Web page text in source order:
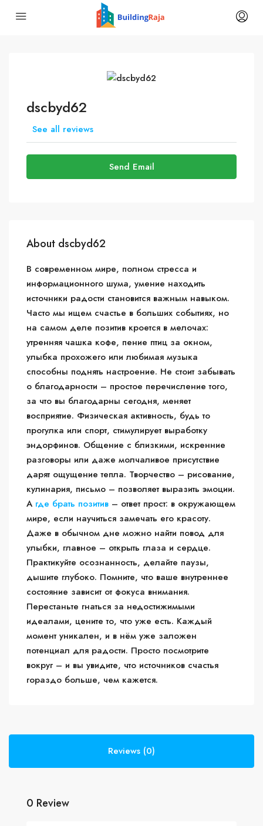
dscbyd62
See all reviews
Send Email
About dscbyd62
В современном мире, полном стресса и
информационного шума, умение находить
источники радости становится важным навыком.
Часто мы ищем счастье в больших событиях, но
на самом деле позитив кроется в мелочах:
утренняя чашка кофе, пение птиц за окном,
улыбка прохожего или любимая музыка
способны поднять настроение. Не стоит забывать
о благодарности – простое перечисление того,
за что вы благодарны сегодня, меняет
восприятие. Физическая активность, будь то
прогулка или спорт, стимулирует выработку
эндорфинов. Общение с близкими, искренние
разговоры или даже молчаливое присутствие
дарят ощущение тепла. Творчество – рисование,
кулинария, письмо – позволяет выразить эмоции.
А где брать позитив – ответ прост: в окружающем
мире, если научиться замечать его красоту.
Даже в обычном дне можно найти повод для
улыбки, главное – открыть глаза и сердце.
Практикуйте осознанность, делайте паузы,
дышите глубоко. Помните, что ваше внутреннее
состояние зависит от фокуса внимания.
Перестаньте гнаться за недостижимыми
идеалами, цените то, что уже есть. Каждый
момент уникален, и в нём уже заложен
потенциал для радости. Просто посмотрите
вокруг – и вы увидите, что источников счастья
гораздо больше, чем кажется.
Reviews (0)
0 Review